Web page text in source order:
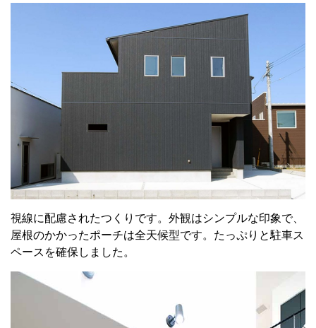
視線に配慮されたつくりです。外観はシンプルな印象で、
屋根のかかったポーチは全天候型です。たっぷりと駐車ス
ペースを確保しました。